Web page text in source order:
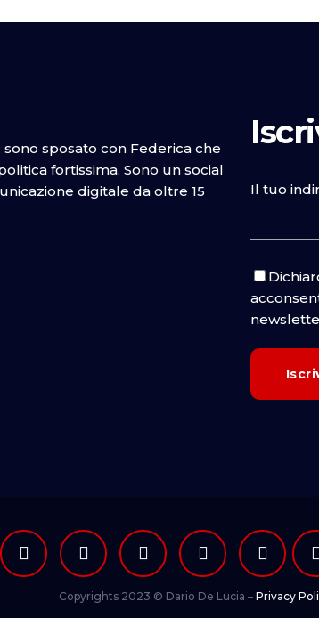
sono sposato con Federica che
fortissima. Sono un social
digitale da oltre 15
Il tuo
Copyrights 2023 © Dario De Lucia – Privacy